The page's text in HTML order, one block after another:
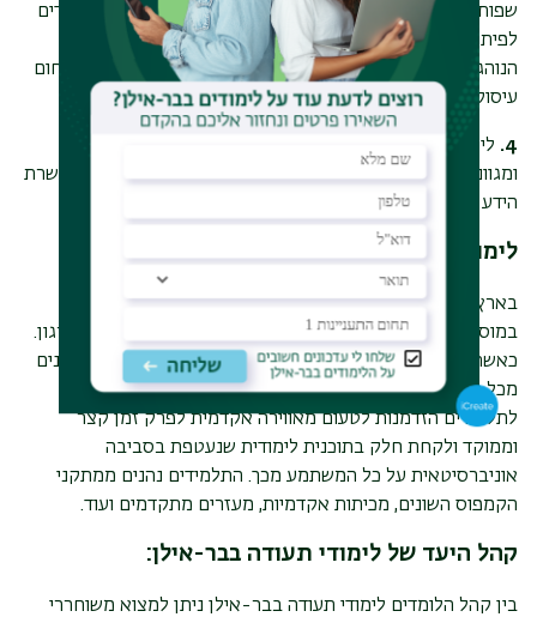
שפות תכנות, תחומי הוראה מסוימים ועוד. לימודי תעודה המיועדים
לפיתוח מקצועי ולימודי המשך מקובלים בקרב חברות גדולות
הנוהגות לספק לעובדיהן ידע מקצועי מוסמך נוסף המקושר לתחום
עיסוקם.
4.
לימודי תעודה לצורכי העשרה – קורסים בתחומים שונים
ומגוונים, כגון: ספרות, אומנות, צילום וכו', אשר מטרתם היא העשרת
הידע ולא עיסוק מקצועי בתחום מסויים.
לימודי תעודה באווירה אקדמית
בארץ מתקיימים קורסים של לימודי תעודה במסגרות שונות,
במוסדות פרטיים או ציבוריים ותחת יוזמות של אדם אחד או ארגון.
כאשר מחליטים להצטרף ללימודי תעודה בתוך מוסד אקדמי נהנים
מכל העולמות. לימודי התעודה של בר-אילן לדוגמה, מעניקים
לתלמידים הזדמנות לטעום מאווירה אקדמית לפרק זמן קצר
וממוקד ולקחת חלק בתוכנית לימודית שנעטפת בסביבה
אוניברסיטאית על כל המשתמע מכך. התלמידים נהנים ממתקני
הקמפוס השונים, מכיתות אקדמיות, מעזרים מתקדמים ועוד.
קהל היעד של לימודי תעודה בבר-אילן:
בין קהל הלומדים לימודי תעודה בבר-אילן ניתן למצוא משוחררי